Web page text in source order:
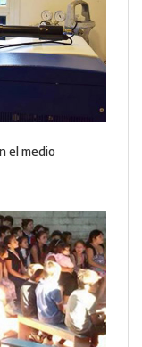
el medio